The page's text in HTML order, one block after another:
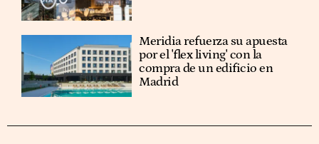
Meridia refuerza su apuesta
por el 'flex living' con la
compra de un edificio en
Madrid